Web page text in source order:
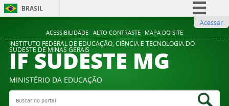
ACESSIBILIDADE ALTO CONTRASTE MAPA DO SITE
BRASIL
Comunica BR
Participe
Legislação
Acessar
INSTITUTO FEDERAL DE EDUCAÇÃO, CIÊNCIA E TECNOLOGIA DO
SUDESTE DE MINAS GERAIS
IF SUDESTE MG
MINISTÉRIO DA EDUCAÇÃO
Buscar no portal